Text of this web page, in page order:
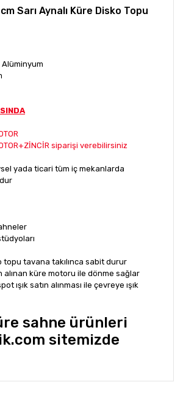
Sarı Aynalı Küre Disko Topu
Alüminyum
siparişi verebilirsiniz
yada ticari tüm iç mekanlarda
topu tavana takılınca sabit durur
alınan küre motoru ile dönme sağlar
ışık satın alınması ile çevreye ışık
sahne ürünleri
sitemizde
bilgisi, resim, ürün açıklamalarında ve